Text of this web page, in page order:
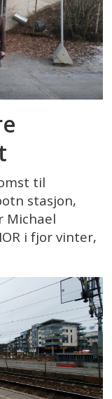
til
stasjon,
Michael
i fjor vinter,